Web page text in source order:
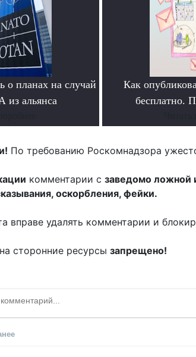
планах на случай
альянса
Как
бесплатно.
По требованию Роскомнадзора
комментарии с заведомо ложной
оскорбления, фейки.
вправе удалять комментарии и
сторонние ресурсы запрещено!